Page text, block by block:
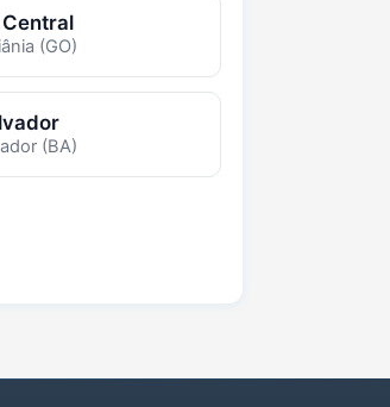
Central
(GO)
(BA)